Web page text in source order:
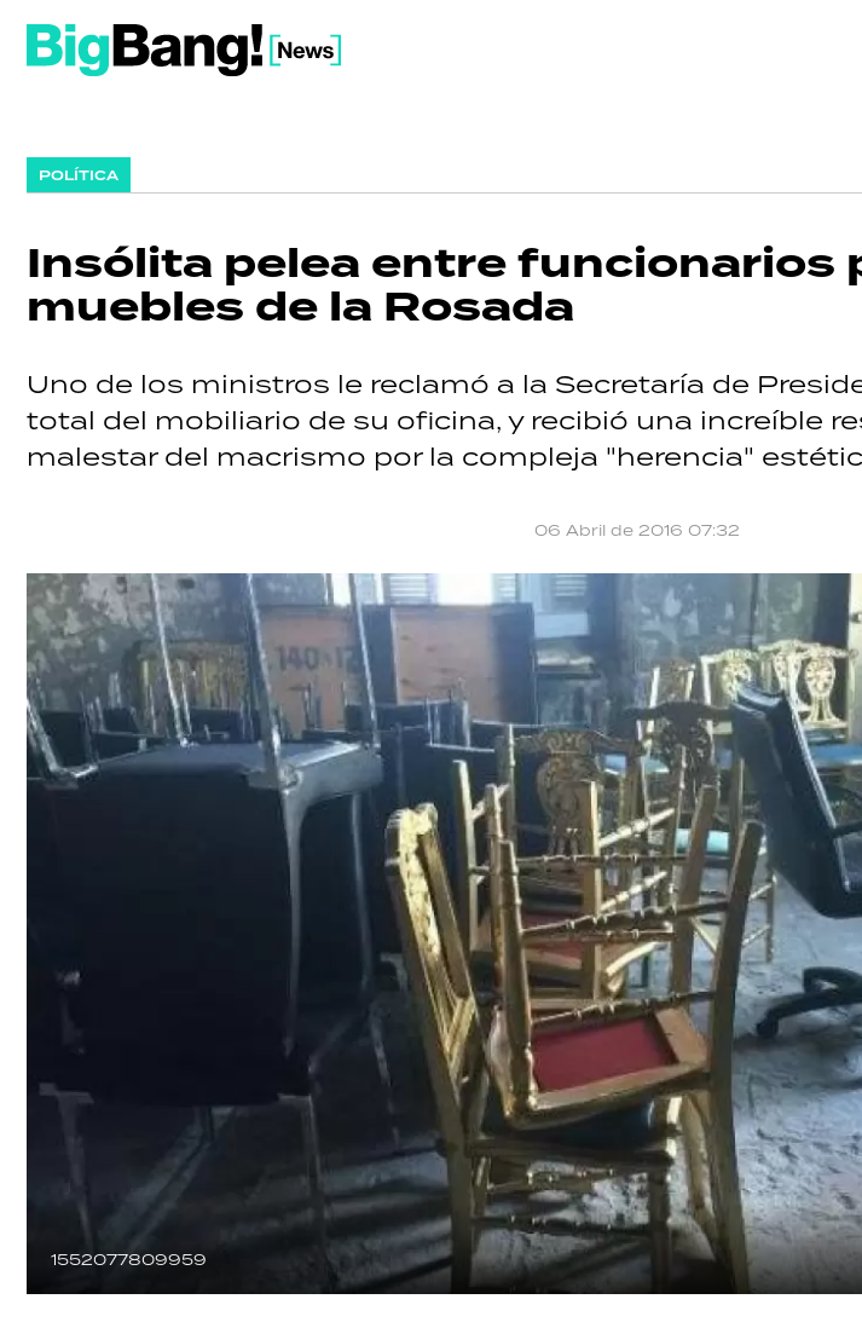
POLÍTICA
Insólita pelea entre funcionarios
muebles de la Rosada
Uno de los ministros le reclamó a la Secretaría de
total del mobiliario de su oficina, y recibió una increíble
malestar del macrismo por la compleja "herencia"
06 Abril de 2016 07:32
1552077809959